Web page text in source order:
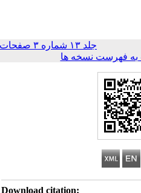
جلد ۱۳ شماره ۳ صفحات
فهرست نسخه ها
Download citation: